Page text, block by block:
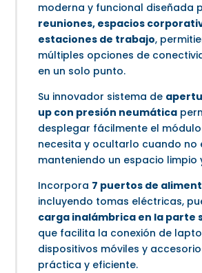
moderna y funcional diseñada
reuniones, espacios
estaciones de trabajo,
múltiples opciones de
en un solo punto.
Su innovador sistema de
up con presión neumática
desplegar fácilmente el
necesita y ocultarlo cuando no
manteniendo un espacio limpio
Incorpora 7 puertos de
incluyendo tomas eléctricas,
carga inalámbrica en la parte
que facilita la conexión de
dispositivos móviles y
práctica y eficiente.